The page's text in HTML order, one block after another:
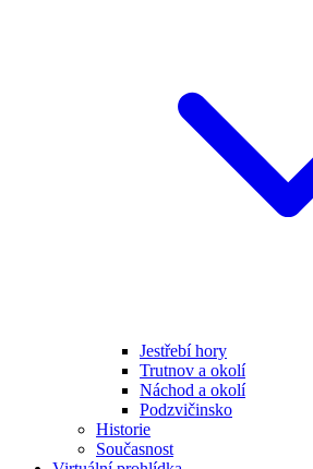
Jestřebí hory
Trutnov a okolí
Náchod a okolí
Podzvičinsko
Historie
Současnost